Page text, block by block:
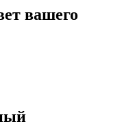
вашего